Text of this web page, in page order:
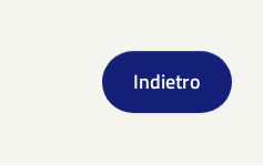
Indietro